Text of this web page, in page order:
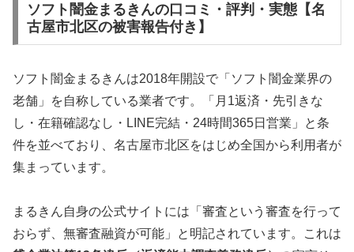
ソフト闇金まるきんの口コミ・評判・実態【名
古屋市北区の被害報告付き】
ソフト闇金まるきんは2018年開設で「ソフト闇金業界の
老舗」を自称している業者です。「月1返済・先引きな
し・在籍確認なし・LINE完結・24時間365日営業」と条
件を並べており、名古屋市北区をはじめ全国から利用者が
集まっています。
まるきん自身の公式サイトには「審査という審査を行って
おらず、無審査融資が可能」と明記されています。これは